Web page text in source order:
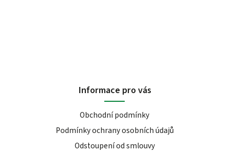
Informace pro vás
Obchodní podmínky
Podmínky ochrany osobních údajů
Odstoupení od smlouvy